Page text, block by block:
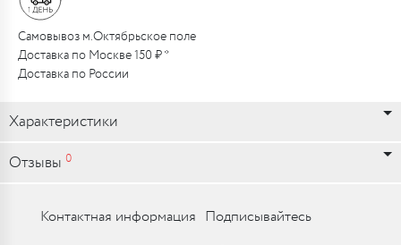
Самовывоз м.Октябрьское поле
Доставка по Москве 150 ₽ *
Доставка по России
Характеристики
Отзывы 0
Контактная информация Подписывайтесь